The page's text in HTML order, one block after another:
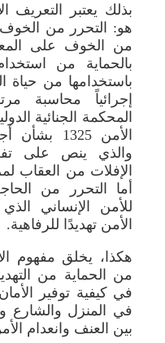
بذلك يعتبر التعريف
هو: التحرر من الخوف
من الخوف على
بالحماية من
باستخدامها من حياة
إجرائياً محاسبة
المحكمة الجنائية
الأمن
والذي ينص على
الإفلات من العقاب
أما التحرر من
للأمن الإنساني
الأمن تهديدًا للرفاهية.
هكذا، يخلق مفهوم
من الحماية من
في كيفية توفير
في المنزل والشارع
بين العنف وانعدام